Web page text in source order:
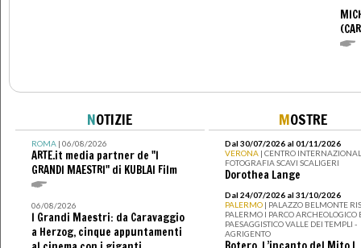
NOTIZIE
ROMA| 06/08/2026
ARTE.it media partner de "I
GRANDI MAESTRI" di KUBLAI Film
06/08/2026
I Grandi Maestri: da Caravaggio
a Herzog, cinque appuntamenti
MOSTRE
Dal 30/07/2026 al 01/11/2026
VERONA | CENTRO
FOTOGRAFIA SCAVI SCALIGERI
Dorothea Lange
Dal 24/07/2026 al 31/10/2026
PALERMO | PALAZZO BELMONTE
PALERMO I PARCO ARCHEOLOGICO
PAESAGGISTICO VALLE DEI TEMPLI -
AGRIGENTO